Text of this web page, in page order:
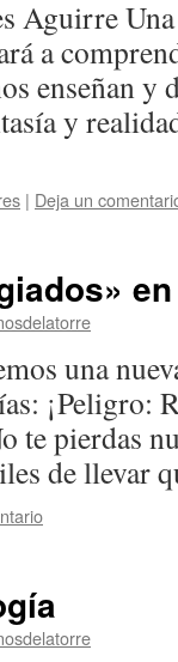
Aguirre
a
enseñan y
y
| Deja un
una
¡Peligro:
te pierdas
de llevar